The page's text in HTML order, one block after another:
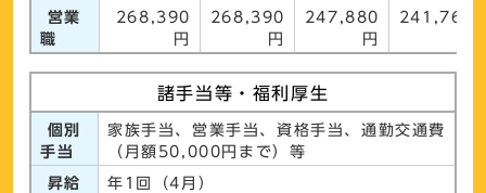
営業
職
268,390
円
268,390
円
247,880
円
241,760
諸手当等・福利厚生
個別
手当
家族手当、営業手当、資格手当、通勤交通費
（月額50,000円まで）等
昇給 年1回（4月）